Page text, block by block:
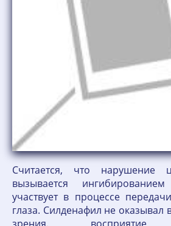
Считается, что нарушение
вызывается
участвует в процессе
глаза. Силденафил не оказывал